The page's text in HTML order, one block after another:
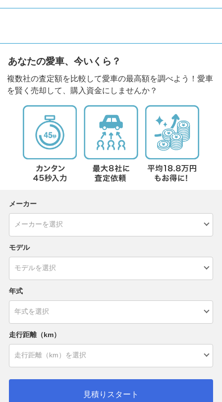
あなたの愛車、今いくら？
複数社の査定額を比較して愛車の最高額を調べよう！愛車
を賢く売却して、購入資金にしませんか？
メーカー
モデル
年式
走行距離（km）
見積りスタート